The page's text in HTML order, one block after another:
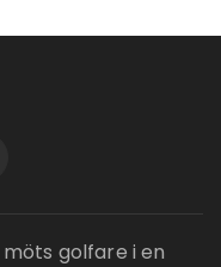
golfare i en